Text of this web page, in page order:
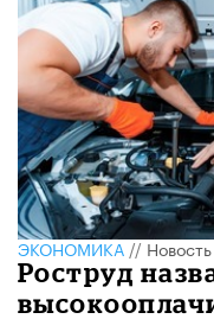
ЭКОНОМИКА//Новость
Роструд